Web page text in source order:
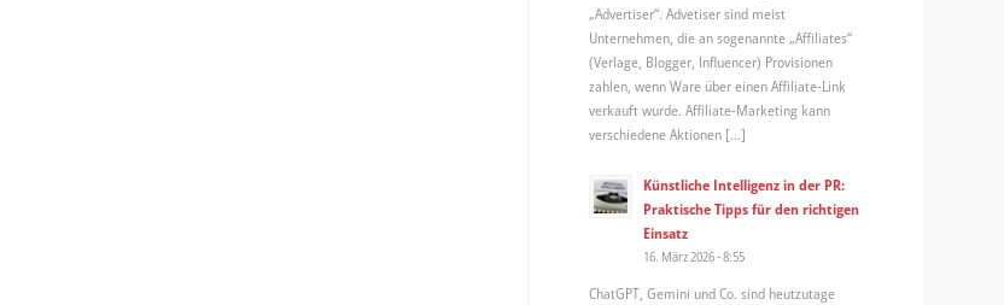
„Advertiser“. Advetiser sind meist
Unternehmen, die an sogenannte „Affiliates“
(Verlage, Blogger, Influencer) Provisionen
zahlen, wenn Ware über einen Affiliate-Link
verkauft wurde. Affiliate-Marketing kann
verschiedene Aktionen […]
Künstliche Intelligenz in der PR:
Praktische Tipps für den richtigen
Einsatz
16. März 2026 - 8:55
ChatGPT, Gemini und Co. sind heutzutage